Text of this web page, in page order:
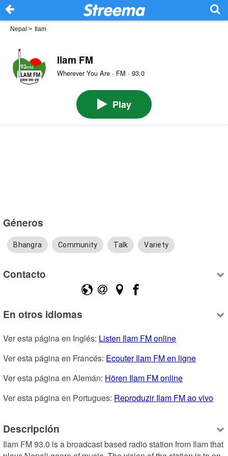
Nepal > Ilam
Ilam FM
Wherever You Are · FM · 93.0
Play
Géneros
Bhangra Community Talk Variety
Contacto
En otros idiomas
Ver esta página en Inglés: Listen Ilam FM online
Ver esta página en Francés: Ecouter Ilam FM en ligne
Ver esta página en Alemán: Hören Ilam FM online
Ver esta página en Portugues: Reproduzir Ilam FM ao vivo
Descripción
Ilam FM 93.0 is a broadcast based radio station from Ilam that